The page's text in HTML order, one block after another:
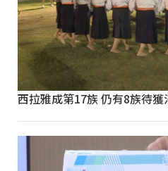
西拉雅成第17族 仍有8族待